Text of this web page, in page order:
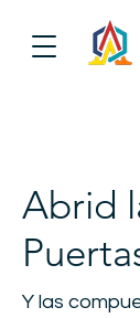
Abrid
Y las